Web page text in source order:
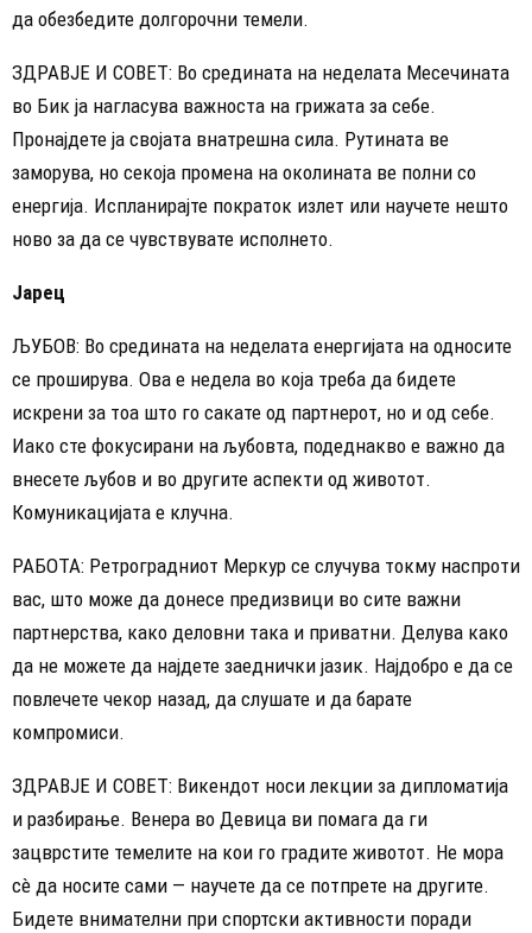
да обезбедите долгорочни темели.
ЗДРАВЈЕ И СОВЕТ: Во средината на неделата Месечината
во Бик ја нагласува важноста на грижата за себе.
Пронајдете ја својата внатрешна сила. Рутината ве
заморува, но секоја промена на околината ве полни со
енергија. Испланирајте пократок излет или научете нешто
ново за да се чувствувате исполнето.
Јарец
ЉУБОВ: Во средината на неделата енергијата на односите
се проширува. Ова е недела во која треба да бидете
искрени за тоа што го сакате од партнерот, но и од себе.
Иако сте фокусирани на љубовта, подеднакво е важно да
внесете љубов и во другите аспекти од животот.
Комуникацијата е клучна.
РАБОТА: Ретроградниот Меркур се случува токму наспроти
вас, што може да донесе предизвици во сите важни
партнерства, како деловни така и приватни. Делува како
да не можете да најдете заеднички јазик. Најдобро е да се
повлечете чекор назад, да слушате и да барате
компромиси.
ЗДРАВЈЕ И СОВЕТ: Викендот носи лекции за дипломатија
и разбирање. Венера во Девица ви помага да ги
зацврстите темелите на кои го градите животот. Не мора
сè да носите сами — научете да се потпрете на другите.
Бидете внимателни при спортски активности поради